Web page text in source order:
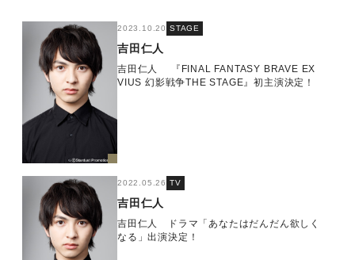
2023.10.20 STAGE
吉田仁人
吉田仁人 『FINAL FANTASY BRAVE EX
VIUS 幻影戦争THE STAGE』初主演決定！
2022.05.26 TV
吉田仁人
吉田仁人 ドラマ「あなたはだんだん欲しく
なる」出演決定！